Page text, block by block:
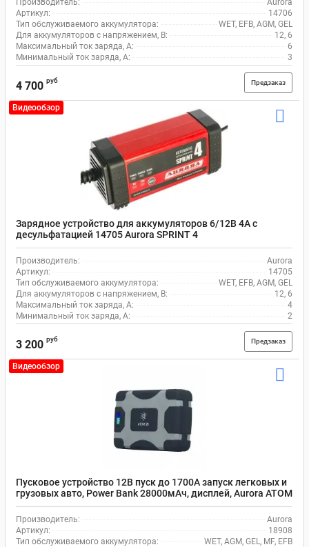
Производитель:
Aurora
Артикул:
14706
Тип обслуживаемого аккумулятора:
WET, EFB, AGM, GEL
Для аккумуляторов с напряжением, В:
12, 6
Максимальный ток заряда, А:
6
Минимальный ток заряда, А:
3
4 700 руб Предзаказ
Видеообзор
Зарядное устройство для аккумуляторов 6/12В 4А с
десульфатацией 14705 Aurora SPRINT 4
Производитель:
Aurora
Артикул:
14705
Тип обслуживаемого аккумулятора:
WET, EFB, AGM, GEL
Для аккумуляторов с напряжением, В:
12, 6
Максимальный ток заряда, А:
4
Минимальный ток заряда, А:
2
3 200 руб Предзаказ
Видеообзор
Пусковое устройство 12В пуск до 1700А запуск легковых и
грузовых авто, Power Bank 28000мАч, дисплей, Aurora ATOM
28 18908
Производитель:
Aurora
Артикул:
18908
Тип обслуживаемого аккумулятора:
WET, AGM, GEL, MF, EFB